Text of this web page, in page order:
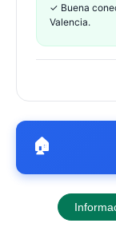
✓ Buena
Valencia.
🏠